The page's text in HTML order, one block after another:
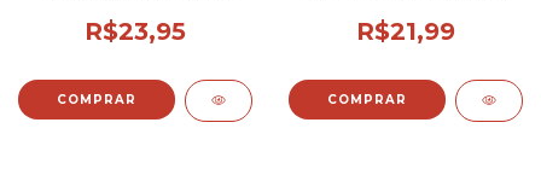
R$23,95 R$21,99